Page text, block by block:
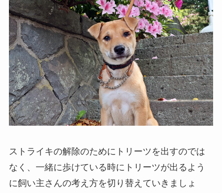
ストライキの解除のためにトリーツを出すのでは
なく、一緒に歩けている時にトリーツが出るよう
に飼い主さんの考え方を切り替えていきましょ